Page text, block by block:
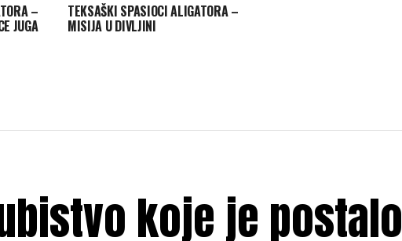
–
JUGA
TEKSAŠKI SPASIOCI ALIGATORA –
MISIJA U DIVLJINI
koje je postalo